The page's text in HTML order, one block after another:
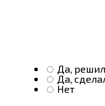
Да,
Да,
Нет